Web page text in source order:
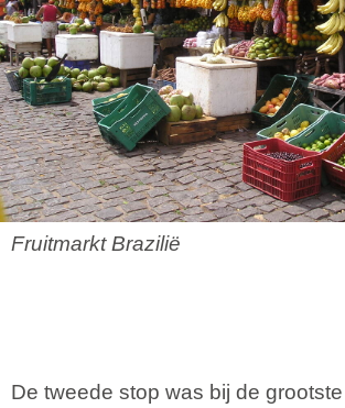
Fruitmarkt Brazilië
De tweede stop was bij de grootste